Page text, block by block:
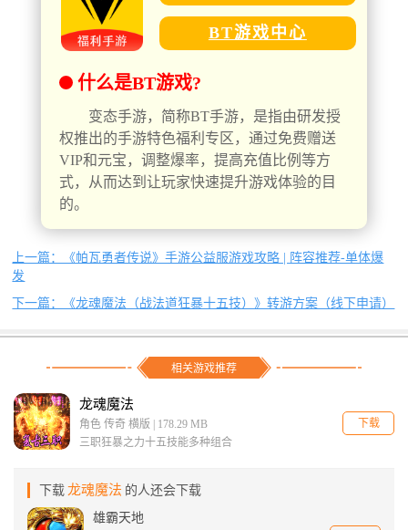
BT游戏中心
什么是BT游戏?
变态手游，简称BT手游，是指由研发授
权推出的手游特色福利专区，通过免费赠送
VIP和元宝，调整爆率，提高充值比例等方
式，从而达到让玩家快速提升游戏体验的目
的。
上一篇：《帕瓦勇者传说》手游公益服游戏攻略 | 阵容推荐-单体爆
发
下一篇：《龙魂魔法（战法道狂暴十五技）》转游方案（线下申请）
相关游戏推荐
龙魂魔法
角色 传奇 横版 | 178.29 MB
三职狂暴之力十五技能多种组合
下载
下载 龙魂魔法 的人还会下载
雄霸天地